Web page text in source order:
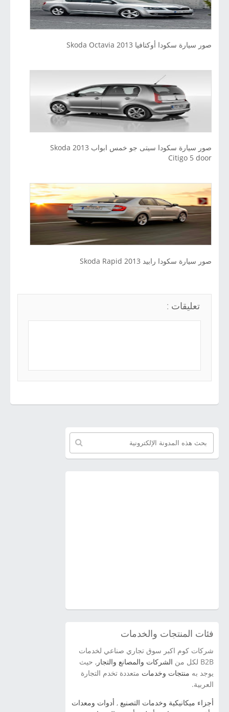
صور سيارة سكودا أوكتافيا 2013 Skoda Octavia
صور سيارة سكودا سيتى جو خمس ابواب 2013 Skoda
Citigo 5 door
صور سيارة سكودا رابيد 2013 Skoda Rapid
تعليقات :
فئات المنتجات والخدمات
شركات كوم اكبر سوق تجاري صناعي لخدمات
B2B لكل من
الشركات والمصانع والتجار , حيث
يوجد به منتجات وخدمات متعددة تخدم التجارة
العربية.
أجزاء ميكانيكية وخدمات التصنيع , أدوات ومعدات